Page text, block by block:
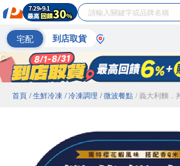
宅配 到店取貨
首頁 / 生鮮冷凍 / 冷凍調理 / 微波餐點 / 義大利麵．